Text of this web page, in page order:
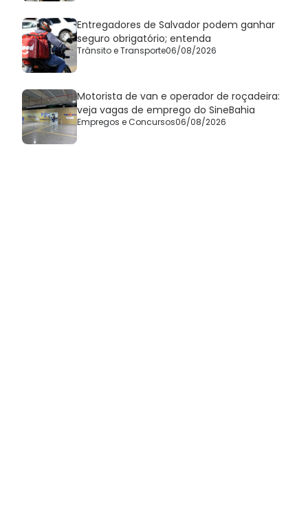
Entregadores de Salvador podem ganhar
seguro obrigatório; entenda
Trânsito e Transporte06/08/2026
Motorista de van e operador de roçadeira:
veja vagas de emprego do SineBahia
Empregos e Concursos06/08/2026